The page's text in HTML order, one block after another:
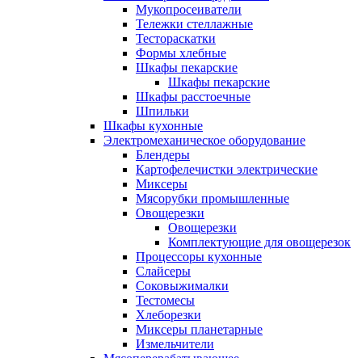
Мукопросеиватели
Тележки стеллажные
Тестораскатки
Формы хлебные
Шкафы пекарские
Шкафы пекарские
Шкафы расстоечные
Шпильки
Шкафы кухонные
Электромеханическое оборудование
Блендеры
Картофелечистки электрические
Миксеры
Мясорубки промышленные
Овощерезки
Овощерезки
Комплектующие для овощерезок
Процессоры кухонные
Слайсеры
Соковыжималки
Тестомесы
Хлеборезки
Миксеры планетарные
Измельчители